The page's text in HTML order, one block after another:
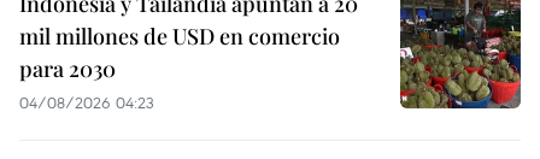
mil millones de USD en comercio
para 2030
04/08/2026 04:23